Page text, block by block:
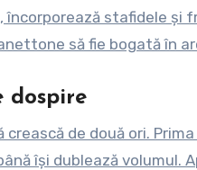
încorporează stafidele
să fie bogată în
dospire
de două ori.
își dublează volumul.